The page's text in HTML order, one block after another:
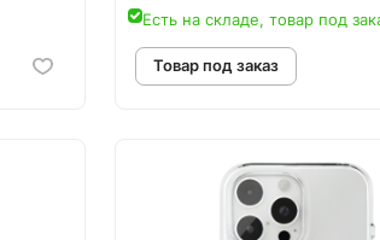
Есть на складе, товар под